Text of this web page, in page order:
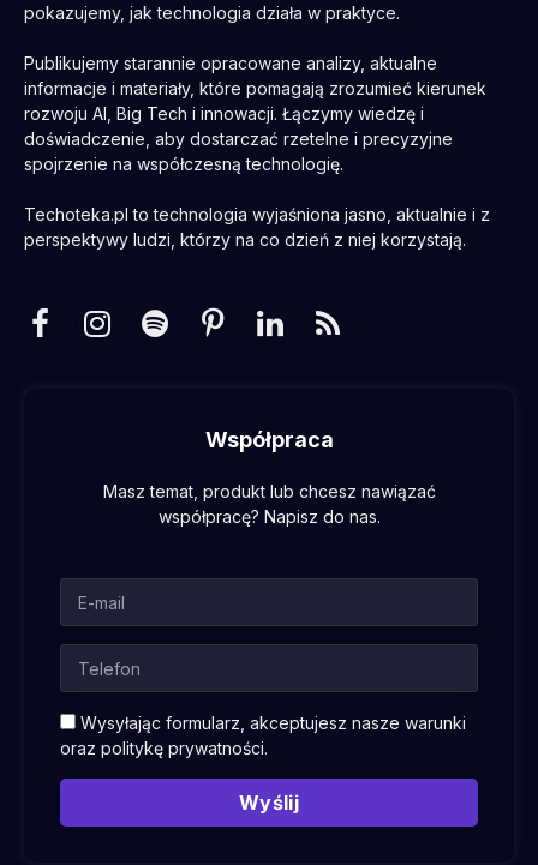
pokazujemy, jak technologia działa w praktyce.
Publikujemy starannie opracowane analizy, aktualne
informacje i materiały, które pomagają zrozumieć kierunek
rozwoju AI, Big Tech i innowacji. Łączymy wiedzę i
doświadczenie, aby dostarczać rzetelne i precyzyjne
spojrzenie na współczesną technologię.
Techoteka.pl to technologia wyjaśniona jasno, aktualnie i z
perspektywy ludzi, którzy na co dzień z niej korzystają.
FacebookInstagramSpotifyPinterestLinkedInRSS
Współpraca
Masz temat, produkt lub chcesz nawiązać
współpracę? Napisz do nas.
Wysyłając formularz, akceptujesz nasze warunki
oraz politykę prywatności.
Wyślij